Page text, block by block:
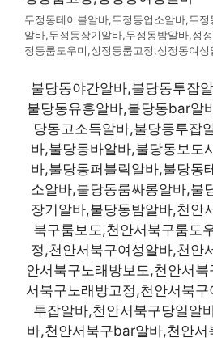
두정동테이블알바,두정동업소알바,두
알바,두정동장기알바,두정동밤알바,성
정동룸도우미,성정동룸고정,성정동여성
불당동야간알바,불당동투잡
불당동유흥알바,불당동bar알
당동고소득알바,불당동투잡
바,불당동바알바,불당동보도
바,불당동퍼블릭알바,불당동
소알바,불당동룸싸롱알바,불
장기알바,불당동밤알바,천안
북구룸보도,천안서북구룸도
정,천안서북구여성알바,천안
안서북구노래방보도,천안서
서북구노래방고정,천안서북
투잡알바,천안서북구당일알
바,천안서북구bar알바,천안서